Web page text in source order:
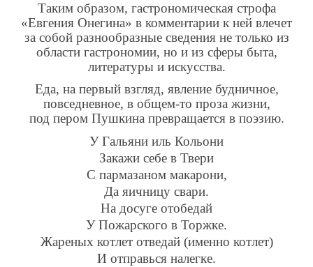
Таким образом, гастрономическая строфа
«Евгения Онегина» в комментарии к ней влечет
за собой разнообразные сведения не только из
области гастрономии, но и из сферы быта,
литературы и искусства.
Еда, на первый взгляд, явление будничное,
повседневное, в общем-то проза жизни,
под пером Пушкина превращается в поэзию.
У Гальяни иль Кольони
Закажи себе в Твери
С пармазаном макарони,
Да яичницу свари.
На досуге отобедай
У Пожарского в Торжке.
Жареных котлет отведай (именно котлет)
И отправься налегке.